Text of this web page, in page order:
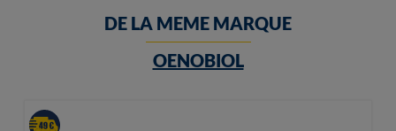
DE LA MEME MARQUE
OENOBIOL